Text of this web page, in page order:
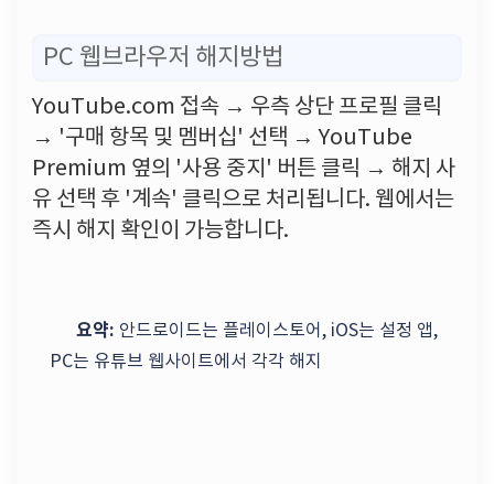
PC 웹브라우저 해지방법
YouTube.com 접속 → 우측 상단 프로필 클릭
→ '구매 항목 및 멤버십' 선택 → YouTube
Premium 옆의 '사용 중지' 버튼 클릭 → 해지 사
유 선택 후 '계속' 클릭으로 처리됩니다. 웹에서는
즉시 해지 확인이 가능합니다.
요약: 안드로이드는 플레이스토어, iOS는 설정 앱,
PC는 유튜브 웹사이트에서 각각 해지